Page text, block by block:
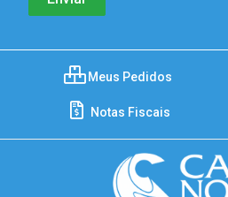
Meus Pedidos
Notas Fiscais